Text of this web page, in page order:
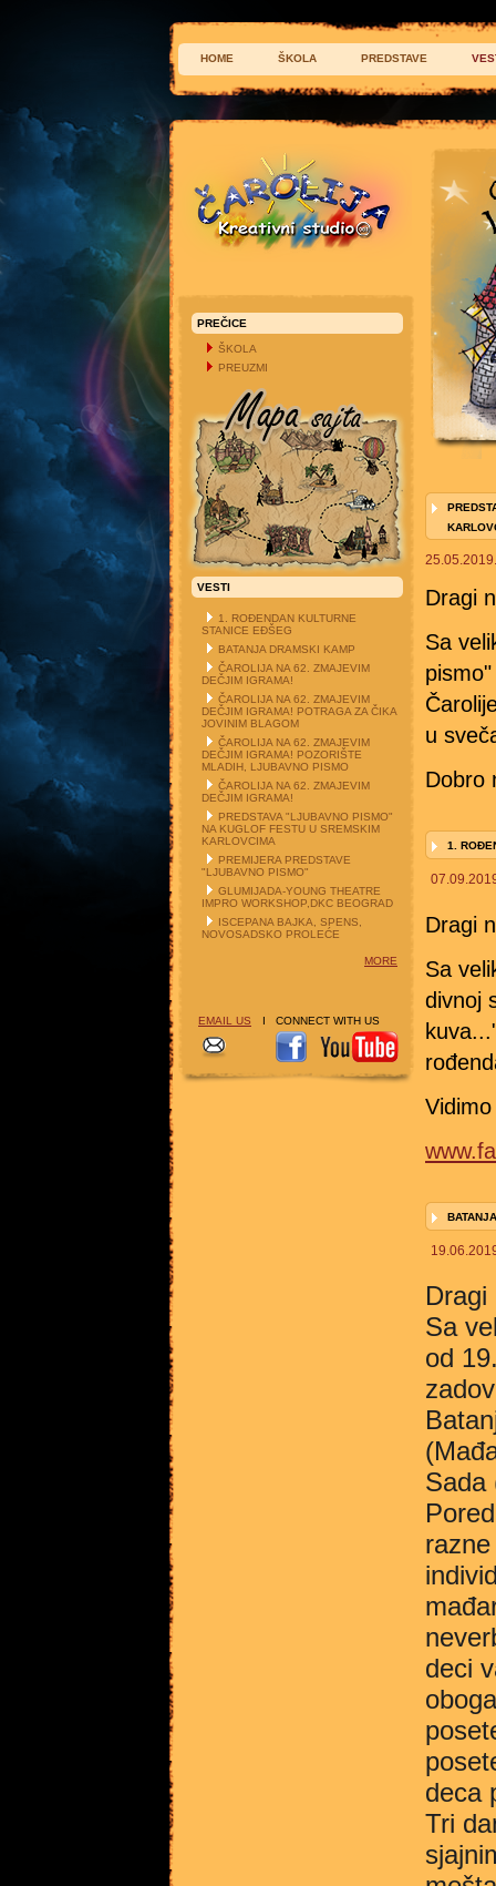
HOME ŠKOLA PREDSTAVE
PREČICE
ŠKOLA
PREUZMI
VESTI
1. ROĐENDAN KULTURNE
STANICE EĐŠEG
BATANJA DRAMSKI KAMP
ČAROLIJA NA 62. ZMAJEVIM
DEČJIM IGRAMA!
ČAROLIJA NA 62. ZMAJEVIM
DEČJIM IGRAMA! POTRAGA ZA ČIKA
JOVINIM BLAGOM
ČAROLIJA NA 62. ZMAJEVIM
DEČJIM IGRAMA! POZORIŠTE
MLADIH, LJUBAVNO PISMO
ČAROLIJA NA 62. ZMAJEVIM
DEČJIM IGRAMA!
PREDSTAVA "LJUBAVNO PISMO"
NA KUGLOF FESTU U SREMSKIM
KARLOVCIMA
PREMIJERA PREDSTAVE
"LJUBAVNO PISMO"
GLUMIJADA-YOUNG THEATRE
IMPRO WORKSHOP,DKC BEOGRAD
ISCEPANA BAJKA, SPENS,
NOVOSADSKO PROLEĆE
MORE
EMAIL US I CONNECT WITH US
25.05.2019.
Dragi
Sa
u
Dobro
1.
Dragi
Sa
divnoj
Dragi
Sa
od
Sada
deci
deca
Tri